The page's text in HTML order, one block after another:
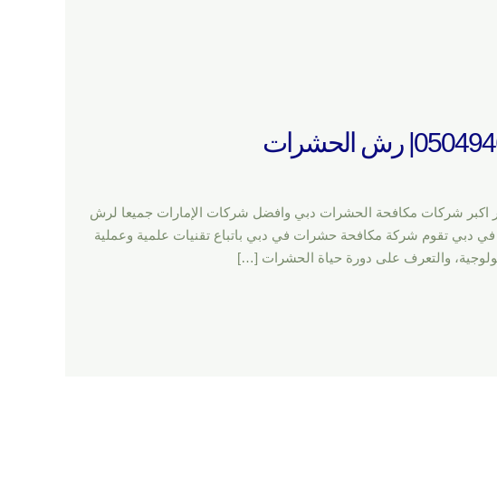
رش الحشرات تعتبر اكبر شركات مكافحة الحشرات دبي وافضل شركات الإمارات جميعا لرش
دبي تقوم شركة مكافحة حشرات في دبي باتباع تقنيات علمية وعملية
والتعرف على دورة حياة الحشرات […]